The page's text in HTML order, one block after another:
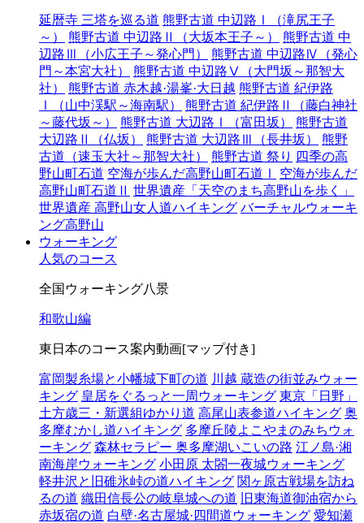
延暦寺 三塔を巡る道 熊野古道 中辺路Ⅰ（滝尻王子
～）
熊野古道 中辺路Ⅱ（大坂本王子～）
熊野古道 中
辺路Ⅲ（小広王子～発心門）
熊野古道 中辺路Ⅳ（発心
門～本宮大社）
熊野古道 中辺路Ⅴ（大門坂～那智大
社）
熊野古道 赤木越·湯峯·大日越 熊野古道 紀伊路
Ⅰ（山中渓駅～海南駅）
熊野古道 紀伊路Ⅱ（藤白神社
～藤代坂～）
熊野古道 大辺路Ⅰ（富田坂）
熊野古道
大辺路Ⅱ（仏坂）
熊野古道 大辺路Ⅲ（長井坂）
熊野
古道（速玉大社～那智大社）
熊野古道 祭り
四季の高
野山町石道 空海が歩んだ高野山町石道Ⅰ
空海が歩んだ
高野山町石道Ⅱ 世界遺産「天空のまち高野山を歩く」
世界遺産 高野山女人道ハイキング バーチャルウォーキ
ング高野山
ウォーキング
人気のコース
全国ウォーキング八景
和歌山編
東日本のコース案内動画[マップ付き]
富岡製糸場と小幡城下町の道 川越 蔵造の街並みウォー
キング 皇居をぐるっと一周ウォーキング 東京「日野」
土方歳三・新選組ゆかり道 高尾山表参道ハイキング 奥
多摩むかし道ハイキング 多摩丘陵よこやまのみちウォ
ーキング 森林セラピー 奥多摩湖いこいの路 江ノ島·湘
南海岸ウォーキング 小田原 太閤一夜城ウォーキング
軽井沢と旧碓氷峠の道ハイキング 関ヶ原古戦場を訪ね
るの道 織田信長公の岐阜城への道
旧東海道御油宿から
赤坂宿の道 白壁·名古屋城·四間道ウォーキング 愛知瀬